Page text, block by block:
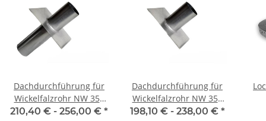
Dachdurchführung für
Wickelfalzrohr NW 355
mm 0° - 45° zweiseitig
210,40 € - 256,00 € *
Dachdurchführung für
Wickelfalzrohr NW 355
mm 0°-45° einseitig
198,10 € - 238,00 € *